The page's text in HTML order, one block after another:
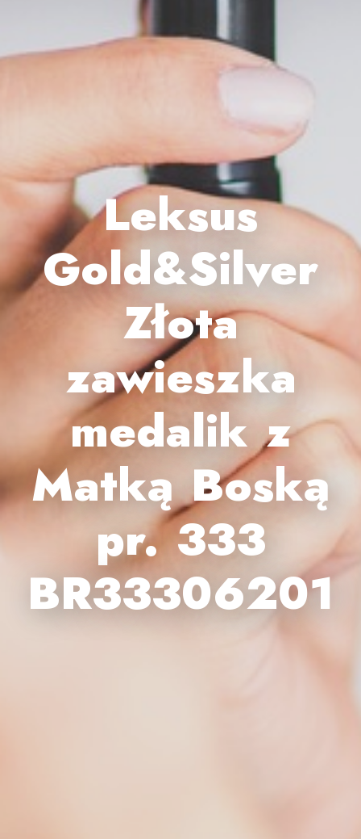
Leksus
Gold&Silver
Złota
zawieszka
medalik z
Matką Boską
pr. 333
BR33306201